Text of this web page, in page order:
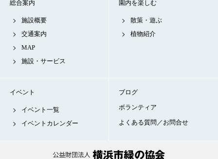
総合案内
施設概要
交通案内
MAP
施設・サービス
園内を楽しむ
散策・遊ぶ
植物紹介
イベント
イベント一覧
イベントカレンダー
ブログ
ボランティア
よくある質問／お問合せ